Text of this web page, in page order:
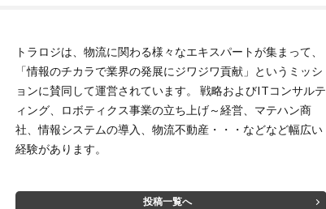
トラロジは、物流に関わる様々なエキスパートが集まって、
「情報のチカラで業界の発展にジワジワ貢献」というミッシ
ョンに賛同して運営されています。 戦略およびITコンサルテ
ィング、ロボティクス事業の立ち上げ～経営、マテハン商
社、情報システムの導入、物流不動産・・・などなど幅広い
経験があります。
投稿一覧へ